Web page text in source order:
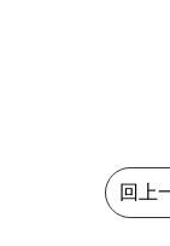
回上